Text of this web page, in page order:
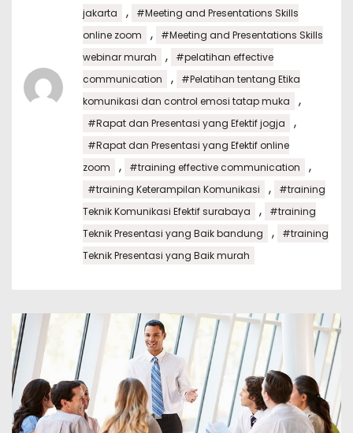
jakarta
,
#Meeting and Presentations Skills
online zoom
,
#Meeting and Presentations Skills
webinar murah
,
#pelatihan effective
communication
,
#Pelatihan tentang Etika
komunikasi dan control emosi tatap muka
,
#Rapat dan Presentasi yang Efektif jogja ,
#Rapat dan Presentasi yang Efektif online
zoom
, #training effective communication ,
#training Keterampilan Komunikasi ,
#training
Teknik Komunikasi Efektif surabaya
,
#training
Teknik Presentasi yang Baik bandung
,
#training
Teknik Presentasi yang Baik murah